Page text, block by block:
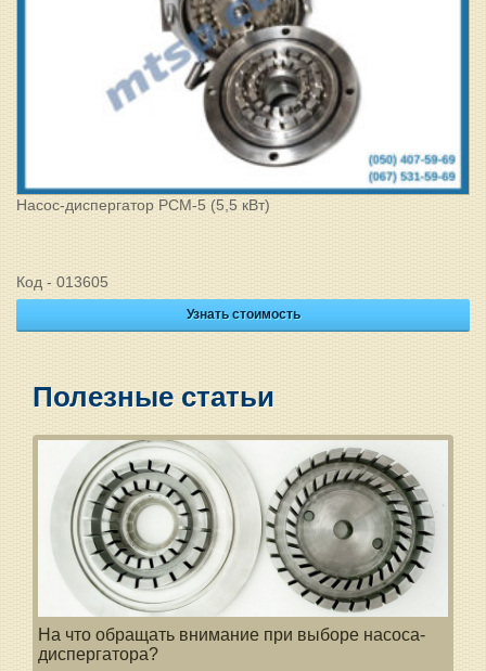
Насос-диспергатор РСМ-5 (5,5 кВт)
Код - 013605
Узнать стоимость
Полезные статьи
На что обращать внимание при выборе насоса-
диспергатора?